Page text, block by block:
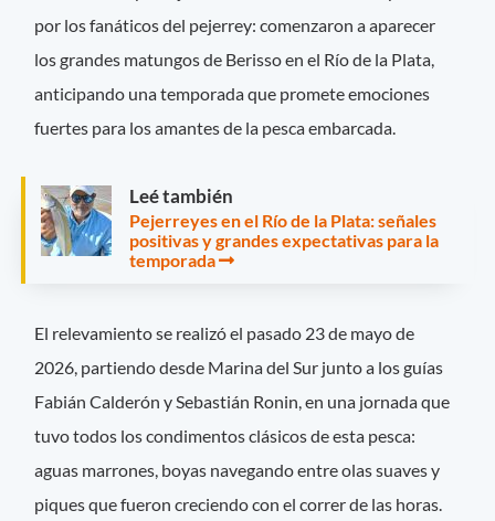
por los fanáticos del pejerrey: comenzaron a aparecer
los grandes matungos de Berisso en el Río de la Plata,
anticipando una temporada que promete emociones
fuertes para los amantes de la pesca embarcada.
Leé también
Pejerreyes en el Río de la Plata: señales
positivas y grandes expectativas para la
temporada
El relevamiento se realizó el pasado 23 de mayo de
2026, partiendo desde Marina del Sur junto a los guías
Fabián Calderón y Sebastián Ronin, en una jornada que
tuvo todos los condimentos clásicos de esta pesca:
aguas marrones, boyas navegando entre olas suaves y
piques que fueron creciendo con el correr de las horas.